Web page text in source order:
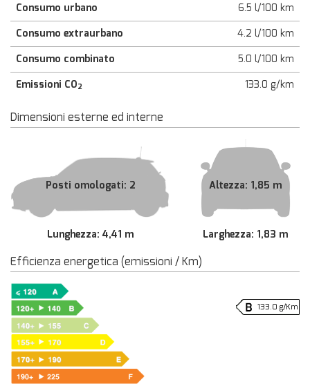
Consumo urbano
6.5 l/100 km
Consumo extraurbano
4.2 l/100 km
Consumo combinato
5.0 l/100 km
Emissioni CO2 133.0 g/km
Dimensioni esterne ed interne
Posti omologati: 2
Lunghezza: 4,41 m
Altezza: 1,85 m
Larghezza: 1,83 m
Efficienza energetica (emissioni / Km)
133.0 g/Km